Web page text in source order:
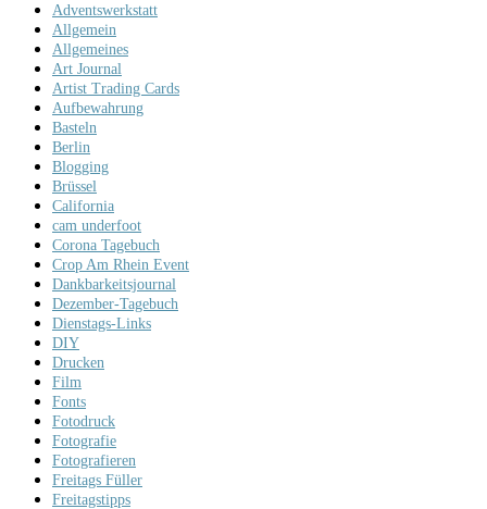
Adventswerkstatt
Allgemein
Allgemeines
Art Journal
Artist Trading Cards
Aufbewahrung
Basteln
Berlin
Blogging
Brüssel
California
cam underfoot
Corona Tagebuch
Crop Am Rhein Event
Dankbarkeitsjournal
Dezember-Tagebuch
Dienstags-Links
DIY
Drucken
Film
Fonts
Fotodruck
Fotografie
Fotografieren
Freitags Füller
Freitagstipps